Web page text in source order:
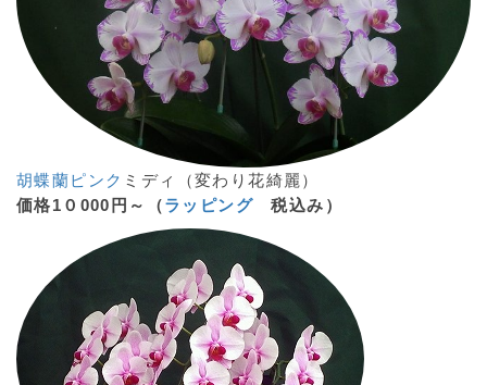
胡蝶蘭ピンク ミディ（変わり花綺麗）
価格1０000円～（ラッピング 税込み）